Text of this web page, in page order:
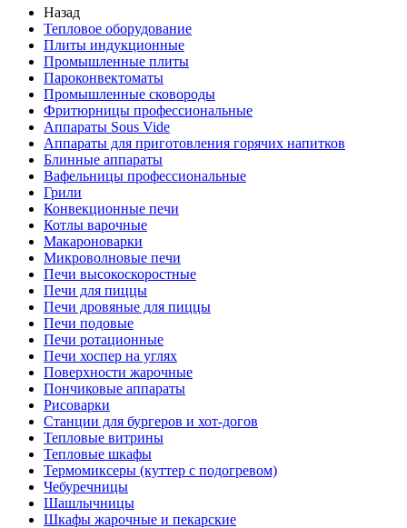
Назад
Тепловое оборудование
Плиты индукционные
Промышленные плиты
Пароконвектоматы
Промышленные сковороды
Фритюрницы профессиональные
Аппараты Sous Vide
Аппараты для приготовления горячих напитков
Блинные аппараты
Вафельницы профессиональные
Грили
Конвекционные печи
Котлы варочные
Макароноварки
Микроволновые печи
Печи высокоскоростные
Печи для пиццы
Печи дровяные для пиццы
Печи подовые
Печи ротационные
Печи хоспер на углях
Поверхности жарочные
Пончиковые аппараты
Рисоварки
Станции для бургеров и хот-догов
Тепловые витрины
Тепловые шкафы
Термомиксеры (куттер с подогревом)
Чебуречницы
Шашлычницы
Шкафы жарочные и пекарские